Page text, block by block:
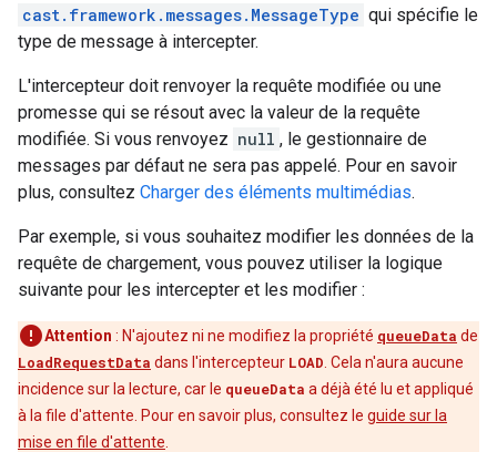
cast.framework.messages.MessageType qui spécifie le
type de message à intercepter.
L'intercepteur doit renvoyer la requête modifiée ou une
promesse qui se résout avec la valeur de la requête
modifiée. Si vous renvoyez null , le gestionnaire de
messages par défaut ne sera pas appelé. Pour en savoir
plus, consultez Charger des éléments multimédias.
Par exemple, si vous souhaitez modifier les données de la
requête de chargement, vous pouvez utiliser la logique
suivante pour les intercepter et les modifier :
Attention : N'ajoutez ni ne modifiez la propriété queueData de
LoadRequestData dans l'intercepteur LOAD . Cela n'aura aucune
incidence sur la lecture, car le queueData a déjà été lu et appliqué
à la file d'attente. Pour en savoir plus, consultez le guide sur la
mise en file d'attente